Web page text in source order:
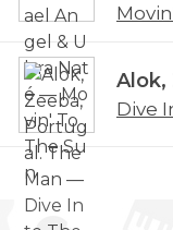
Alok,
Dive